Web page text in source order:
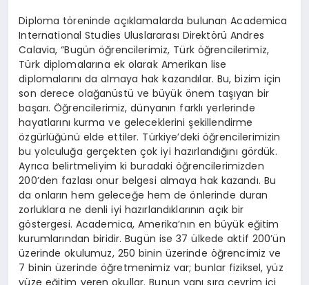
Diploma töreninde açıklamalarda bulunan Academica
International Studies Uluslararası Direktörü Andres
Calavia, “Bugün öğrencilerimiz, Türk öğrencilerimiz,
Türk diplomalarına ek olarak Amerikan lise
diplomalarını da almaya hak kazandılar. Bu, bizim için
son derece olağanüstü ve büyük önem taşıyan bir
başarı. Öğrencilerimiz, dünyanın farklı yerlerinde
hayatlarını kurma ve geleceklerini şekillendirme
özgürlüğünü elde ettiler. Türkiye’deki öğrencilerimizin
bu yolculuğa gerçekten çok iyi hazırlandığını gördük.
Ayrıca belirtmeliyim ki buradaki öğrencilerimizden
200’den fazlası onur belgesi almaya hak kazandı. Bu
da onların hem geleceğe hem de önlerinde duran
zorluklara ne denli iyi hazırlandıklarının açık bir
göstergesi. Academica, Amerika’nın en büyük eğitim
kurumlarından biridir. Bugün ise 37 ülkede aktif 200’ün
üzerinde okulumuz, 250 binin üzerinde öğrencimiz ve
7 binin üzerinde öğretmenimiz var; bunlar fiziksel, yüz